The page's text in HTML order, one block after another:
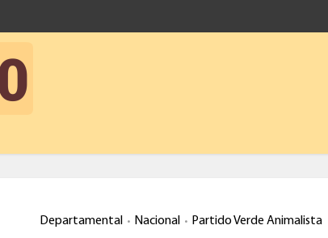
Departamental • Nacional • Partido Verde Animalista